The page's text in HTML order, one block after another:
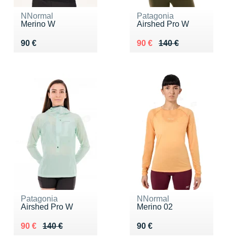
NNormal
Merino W
90 €
Vendu 90 €
Patagonia
Airshed Pro W
140 €
Au lieu de 140 €
90 €
Vendu 90 €
Patagonia
Airshed Pro W
140 €
Au lieu de 140 €
90 €
Vendu 90 €
NNormal
Merino 02
90 €
Vendu 90 €